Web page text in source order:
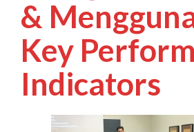
&
Key
Indicators